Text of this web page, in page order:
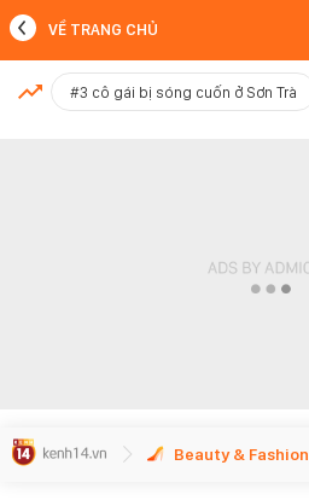
MỚI NHẤT
VỀ TRANG CHỦ
#3 cô gái bị sóng cuốn ở Sơn Trà
Beauty & Fashion